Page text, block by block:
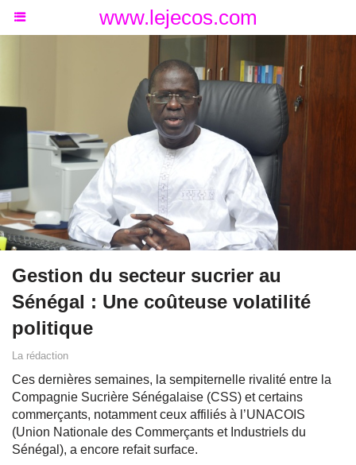
www.lejecos.com
Gestion du secteur sucrier au
Sénégal : Une coûteuse volatilité
politique
La rédaction
Ces dernières semaines, la sempiternelle rivalité entre la
Compagnie Sucrière Sénégalaise (CSS) et certains
commerçants, notamment ceux affiliés à l’UNACOIS
(Union Nationale des Commerçants et Industriels du
Sénégal), a encore refait surface.